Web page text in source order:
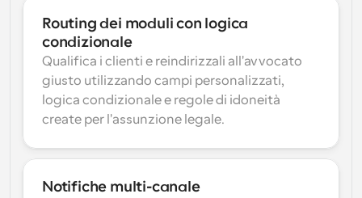
Routing dei moduli con logica
condizionale
Qualifica i clienti e reindirizzali all'avvocato
giusto utilizzando campi personalizzati,
logica condizionale e regole di idoneità
create per l'assunzione legale.
Notifiche multi-canale